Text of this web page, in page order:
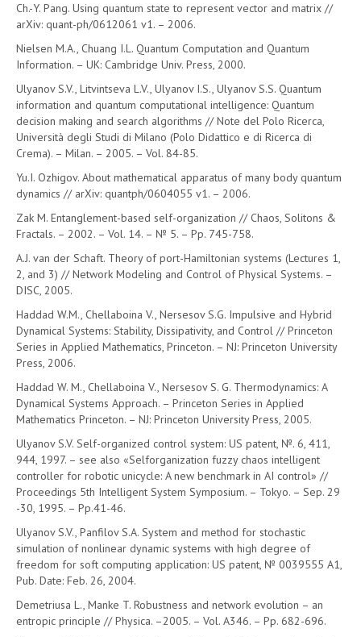
Ch.-Y. Pang. Using quantum state to represent vector and matrix //
arXiv: quant-ph/0612061 v1. – 2006.
Nielsen M.A., Chuang I.L. Quantum Computation and Quantum
Information. – UK: Cambridge Univ. Press, 2000.
Ulyanov S.V., Litvintseva L.V., Ulyanov I.S., Ulyanov S.S. Quantum
information and quantum computational intelligence: Quantum
decision making and search algorithms // Note del Polo Ricerca,
Università degli Studi di Milano (Polo Didattico e di Ricerca di
Crema). – Milan. – 2005. – Vol. 84-85.
Yu.I. Ozhigov. About mathematical apparatus of many body quantum
dynamics // arXiv: quantph/0604055 v1. – 2006.
Zak M. Entanglement-based self-organization // Chaos, Solitons &
Fractals. – 2002. – Vol. 14. – № 5. – Pp. 745-758.
A.J. van der Schaft. Theory of port-Hamiltonian systems (Lectures 1,
2, and 3) // Network Modeling and Control of Physical Systems. –
DISC, 2005.
Haddad W.M., Chellaboina V., Nersesov S.G. Impulsive and Hybrid
Dynamical Systems: Stability, Dissipativity, and Control // Princeton
Series in Applied Mathematics, Princeton. – NJ: Princeton University
Press, 2006.
Haddad W. M., Chellaboina V., Nersesov S. G. Thermodynamics: A
Dynamical Systems Approach. – Princeton Series in Applied
Mathematics Princeton. – NJ: Princeton University Press, 2005.
Ulyanov S.V. Self-organized control system: US patent, №. 6, 411,
944, 1997. – see also «Selforganization fuzzy chaos intelligent
controller for robotic unicycle: A new benchmark in AI control» //
Proceedings 5th Intelligent System Symposium. – Tokyo. – Sep. 29
-30, 1995. – Pp.41-46.
Ulyanov S.V., Panfilov S.A. System and method for stochastic
simulation of nonlinear dynamic systems with high degree of
freedom for soft computing application: US patent, № 0039555 A1,
Pub. Date: Feb. 26, 2004.
Demetriusa L., Manke T. Robustness and network evolution – an
entropic principle // Physica. –2005. – Vol. A346. – Pp. 682-696.